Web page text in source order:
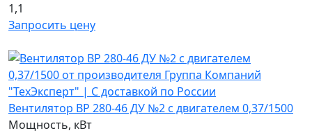
1,1
Запросить цену
Вентилятор ВР 280-46 ДУ №2 с двигателем 0,37/1500
Мощность, кВт